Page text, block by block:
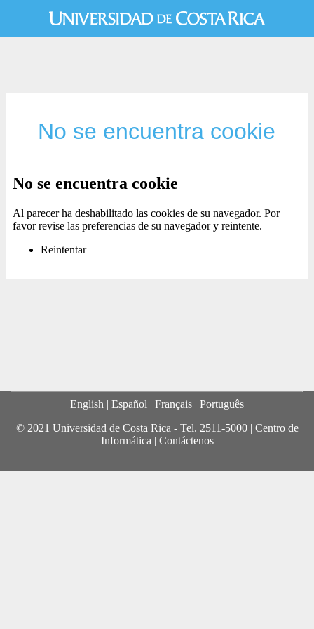
No se encuentra cookie
No se encuentra cookie
Al parecer ha deshabilitado las cookies de su navegador. Por
favor revise las preferencias de su navegador y reintente.
Reintentar
English | Español | Français | Português
© 2021 Universidad de Costa Rica - Tel. 2511-5000| Centro de
Informática | Contáctenos